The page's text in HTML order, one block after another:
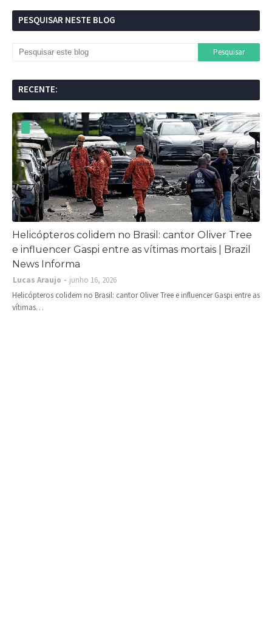
PESQUISAR NESTE BLOG
RECENTE:
Helicópteros colidem no Brasil: cantor Oliver Tree
e influencer Gaspi entre as vítimas mortais | Brazil
News Informa
Lucas Araujo
junho 16, 2026
Helicópteros colidem no Brasil: cantor Oliver Tree e influencer Gaspi entre as
vítimas…